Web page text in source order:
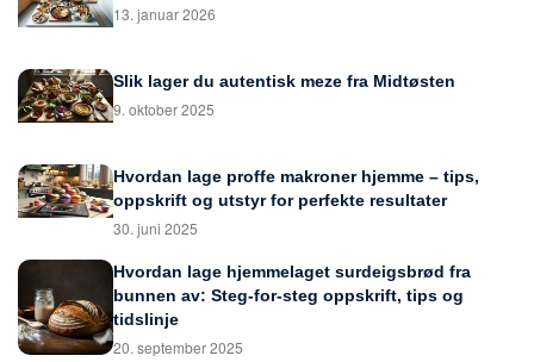
13. januar 2026
Slik lager du autentisk meze fra Midtøsten
9. oktober 2025
Hvordan lage proffe makroner hjemme – tips,
oppskrift og utstyr for perfekte resultater
30. juni 2025
Hvordan lage hjemmelaget surdeigsbrød fra
bunnen av: Steg-for-steg oppskrift, tips og
tidslinje
20. september 2025